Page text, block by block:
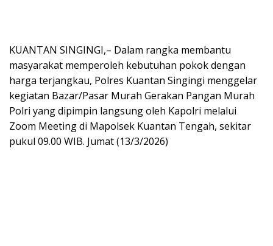
KUANTAN SINGINGI,– Dalam rangka membantu
masyarakat memperoleh kebutuhan pokok dengan
harga terjangkau, Polres Kuantan Singingi menggelar
kegiatan Bazar/Pasar Murah Gerakan Pangan Murah
Polri yang dipimpin langsung oleh Kapolri melalui
Zoom Meeting di Mapolsek Kuantan Tengah, sekitar
pukul 09.00 WIB. Jumat (13/3/2026)